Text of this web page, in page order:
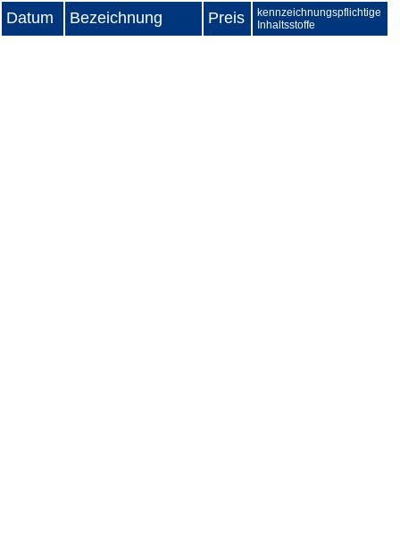
Datum Bezeichnung Preis
kennzeichnungspflichtige
Inhaltsstoffe